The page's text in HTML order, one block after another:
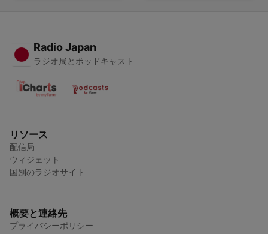
Radio Japan
ラジオ局とポッドキャスト
リソース
配信局
ウィジェット
国別のラジオサイト
概要と連絡先
プライバシーポリシー